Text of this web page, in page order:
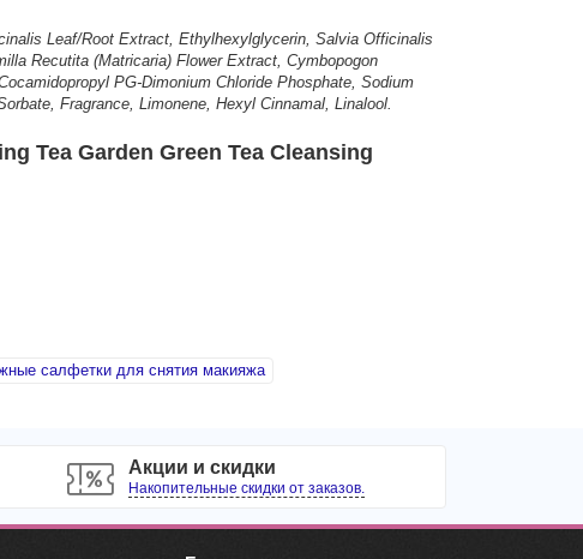
Leaf/Root Extract, Ethylhexylglycerin, Salvia Officinalis
Recutita (Matricaria) Flower Extract, Cymbopogon
PG-Dimonium Chloride Phosphate, Sodium
Fragrance, Limonene, Hexyl Cinnamal, Linalool.
Tea Garden Green Tea Cleansing
салфетки для снятия макияжа
Акции и скидки
Накопительные скидки от заказов.